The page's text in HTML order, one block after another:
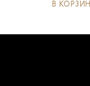
В